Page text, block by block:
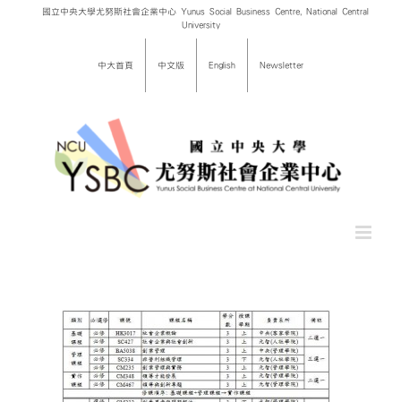
國立中央大學尤努斯社會企業中心 Yunus Social Business Centre, National Central
University
中大首頁 中文版 English Newsletter